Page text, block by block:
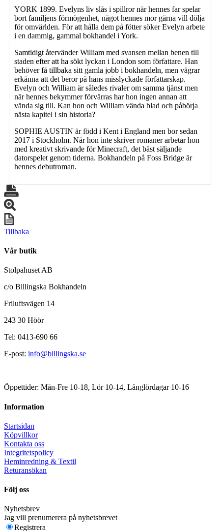
YORK 1899. Evelyns liv slås i spillror när hennes far spelar
bort familjens förmögenhet, något hennes mor gärna vill dölja
för omvärlden. För att hålla dem på fötter söker Evelyn arbete
i en dammig, gammal bokhandel i York.
Samtidigt återvänder William med svansen mellan benen till
staden efter att ha sökt lyckan i London som författare. Han
behöver få tillbaka sitt gamla jobb i bokhandeln, men vägrar
erkänna att det beror på hans misslyckade författarskap.
Evelyn och William är således rivaler om samma tjänst men
när hennes bekymmer förvärras har hon ingen annan att
vända sig till. Kan hon och William vända blad och påbörja
nästa kapitel i sin historia?
SOPHIE AUSTIN är född i Kent i England men bor sedan
2017 i Stockholm. När hon inte skriver romaner arbetar hon
med kreativt skrivande för Minecraft, det bäst säljande
datorspelet genom tiderna. Bokhandeln på Foss Bridge är
hennes debutroman.
Tillbaka
Vår butik
Stolpahuset AB
c/o Billingska Bokhandeln
Friluftsvägen 14
243 30 Höör
Tel: 0413-690 66
E-post: info@billingska.se
Öppettider: Mån-Fre 10-18, Lör 10-14, Långlördagar 10-16
Information
Startsidan
Köpvillkor
Kontakta oss
Integritetspolicy
Heminredning & Textil
Returansökan
Följ oss
Nyhetsbrev
Jag vill prenumerera på nyhetsbrevet
Registrera